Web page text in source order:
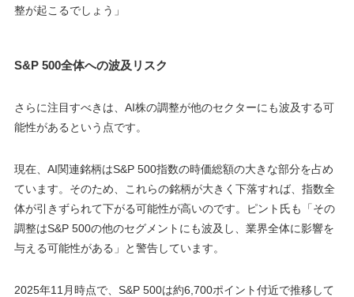
整が起こるでしょう」
S&P 500全体への波及リスク
さらに注目すべきは、AI株の調整が他のセクターにも波及する可
能性があるという点です。
現在、AI関連銘柄はS&P 500指数の時価総額の大きな部分を占め
ています。そのため、これらの銘柄が大きく下落すれば、指数全
体が引きずられて下がる可能性が高いのです。ピント氏も「その
調整はS&P 500の他のセグメントにも波及し、業界全体に影響を
与える可能性がある」と警告しています。
2025年11月時点で、S&P 500は約6,700ポイント付近で推移して